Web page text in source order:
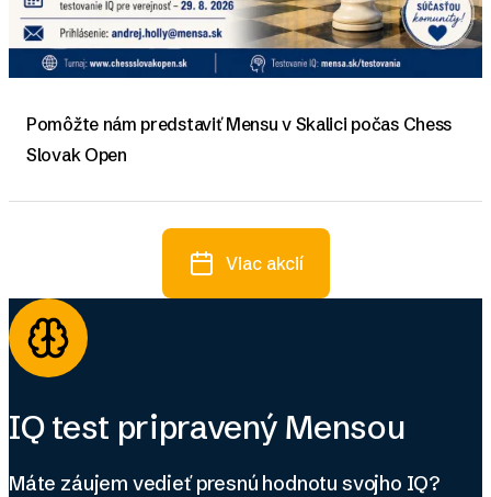
Pomôžte nám predstaviť Mensu v Skalici počas Chess
Slovak Open
Viac akcií
IQ test pripravený Mensou
Máte záujem vedieť presnú hodnotu svojho IQ?